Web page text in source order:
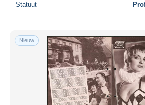
Statuut
Nieuw